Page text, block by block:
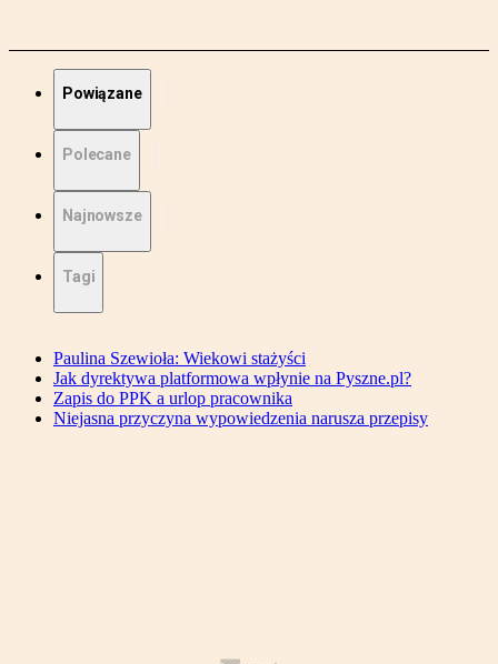
Powiązane
Polecane
Najnowsze
Tagi
Paulina Szewioła: Wiekowi stażyści
Jak dyrektywa platformowa wpłynie na Pyszne.pl?
Zapis do PPK a urlop pracownika
Niejasna przyczyna wypowiedzenia narusza przepisy